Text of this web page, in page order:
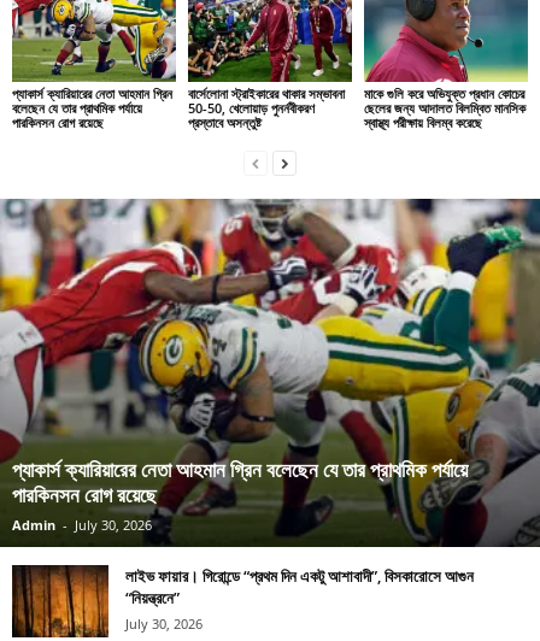
প্যাকার্স ক্যারিয়ারের নেতা আহমান গ্রিন
বলেছেন যে তার প্রাথমিক পর্যায়ে
পারকিনসন রোগ রয়েছে
বার্সেলোনা স্ট্রাইকারের থাকার সম্ভাবনা
50-50, খেলোয়াড় পুনর্নবীকরণ
প্রস্তাবে অসন্তুষ্ট
মাকে গুলি করে অভিযুক্ত প্রধান কোচের
ছেলের জন্য আদালত বিলম্বিত মানসিক
স্বাস্থ্য পরীক্ষায় বিলম্ব করেছে
প্যাকার্স ক্যারিয়ারের নেতা আহমান গ্রিন বলেছেন যে তার প্রাথমিক পর্যায়ে
পারকিনসন রোগ রয়েছে
Admin - July 30, 2026
লাইভ ফায়ার। গিরোন্ডে “প্রথম দিন একটু আশাবাদী”, বিসকারোসে আগুন
“নিয়ন্ত্রনে”
July 30, 2026